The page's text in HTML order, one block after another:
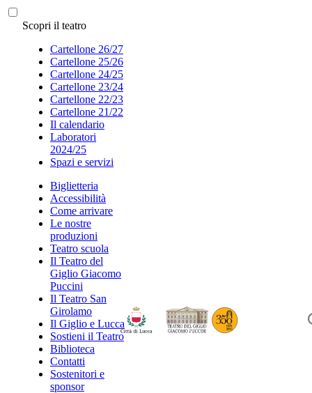
Scopri il teatro
Cartellone 26/27
Cartellone 25/26
Cartellone 24/25
Cartellone 23/24
Cartellone 22/23
Cartellone 21/22
Il calendario
Laboratori
2024/25
Spazi e servizi
Biglietteria
Accessibilità
Come arrivare
Le nostre
produzioni
Teatro scuola
Il Teatro del
Giglio Giacomo
Puccini
Il Teatro San
Girolamo
Il Giglio e Lucca
Sostieni il Teatro
Biblioteca
Contatti
Sostenitori e
sponsor